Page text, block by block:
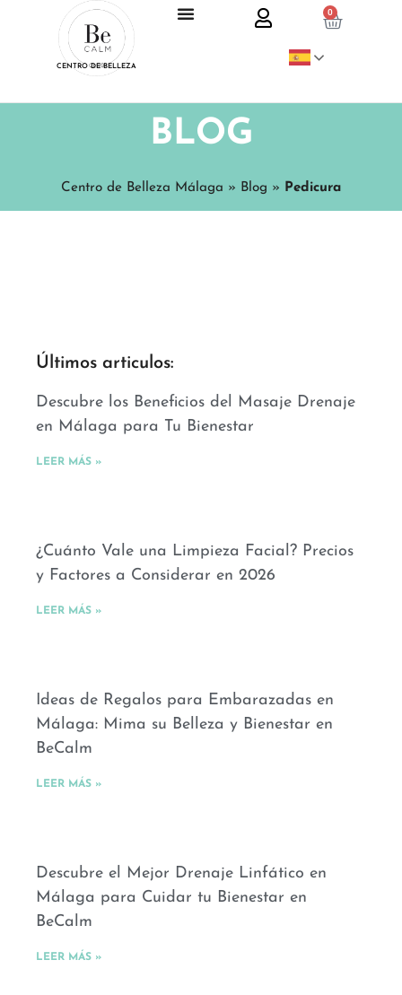
CENTRO DE BELLEZA
0
BLOG
Centro de Belleza Málaga » Blog » Pedicura
Últimos articulos:
Descubre los Beneficios del Masaje Drenaje
en Málaga para Tu Bienestar
LEER MÁS »
¿Cuánto Vale una Limpieza Facial? Precios
y Factores a Considerar en 2026
LEER MÁS »
Ideas de Regalos para Embarazadas en
Málaga: Mima su Belleza y Bienestar en
BeCalm
LEER MÁS »
Descubre el Mejor Drenaje Linfático en
Málaga para Cuidar tu Bienestar en
BeCalm
LEER MÁS »